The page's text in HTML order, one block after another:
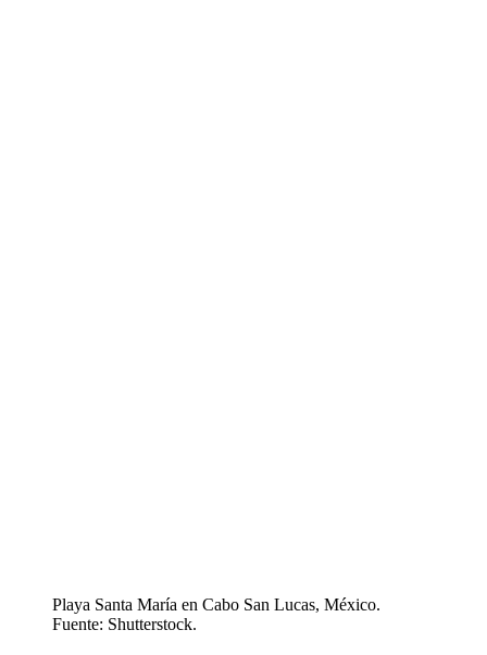
Playa Santa María en Cabo San Lucas, México.
Fuente: Shutterstock.